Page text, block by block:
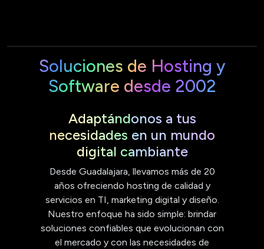
Soluciones de Hosting y
Software desde 2002
Adaptándonos a tus
necesidades en un mundo
digital cambiante
Desde Guadalajara, llevamos más de 20
años ofreciendo hosting de calidad y
servicios en TI, marketing digital y diseño.
Nuestro enfoque ha sido simple: brindar
soluciones confiables que evolucionan con
el mercado y con las necesidades de